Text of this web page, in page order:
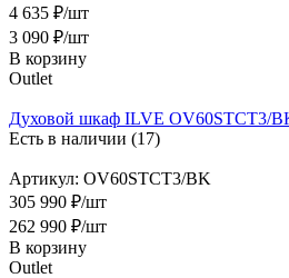
4 635 ₽/шт
3 090 ₽/шт
В корзину
Outlet
Духовой шкаф ILVE OV60STCT3/
Есть в наличии (17)
Артикул: OV60STCT3/BK
305 990 ₽/шт
262 990 ₽/шт
В корзину
Outlet